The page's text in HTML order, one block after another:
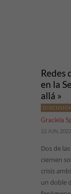
Redes
en la
allá »
Graciela
22 JUN, 2023
Dos de
ciernen
crisis
un doble